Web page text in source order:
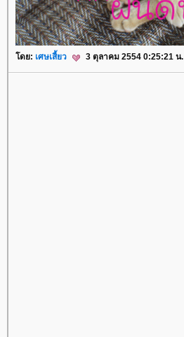
ดย: เศษเสี้ยว 3 ตุลาคม 2554 0:25:21 น.